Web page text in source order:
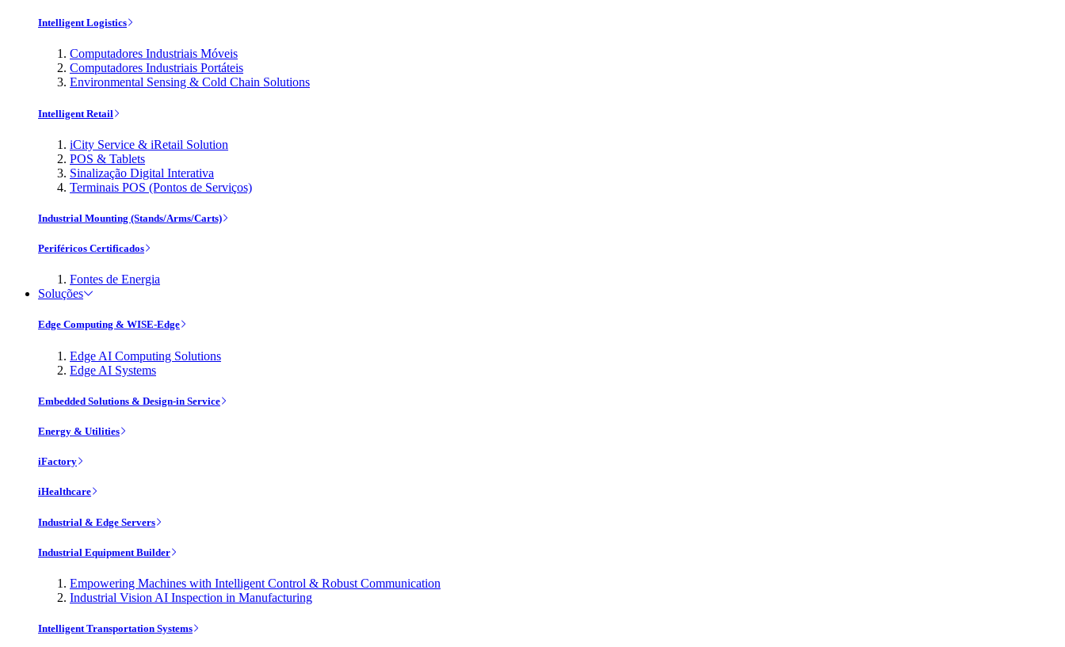
Intelligent Logistics
Computadores Industriais Móveis
Computadores Industriais Portáteis
Environmental Sensing & Cold Chain Solutions
Intelligent Retail
iCity Service & iRetail Solution
POS & Tablets
Sinalização Digital Interativa
Terminais POS (Pontos de Serviços)
Industrial Mounting (Stands/Arms/Carts)
Periféricos Certificados
Fontes de Energia
Soluções
Edge Computing & WISE-Edge
Edge AI Computing Solutions
Edge AI Systems
Embedded Solutions & Design-in Service
Energy & Utilities
iFactory
iHealthcare
Industrial & Edge Servers
Industrial Equipment Builder
Empowering Machines with Intelligent Control & Robust Communication
Industrial Vision AI Inspection in Manufacturing
Intelligent Transportation Systems